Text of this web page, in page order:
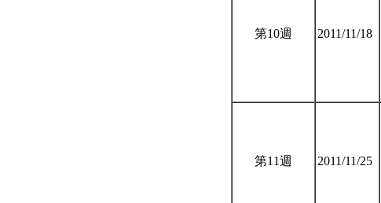
第10週 2011/11/18
第11週 2011/11/25